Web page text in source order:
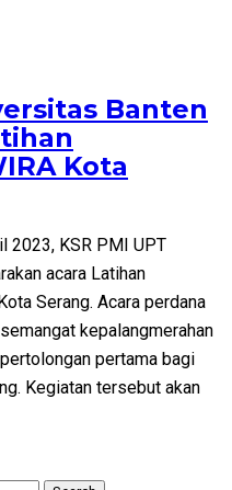
Banten
Kota
2023, KSR PMI UPT
acara Latihan
Serang. Acara perdana
kepalangmerahan
pertama bagi
Kegiatan tersebut akan